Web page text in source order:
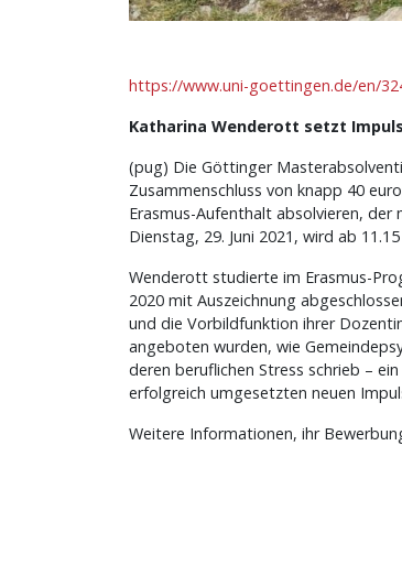
https://www.uni-goettingen.de/en/
Katharina Wenderott setzt
(pug) Die Göttinger
Zusammenschluss von knapp 40
Erasmus-Aufenthalt absolvieren,
Dienstag, 29. Juni 2021, wird ab
Wenderott studierte im Erasmus-
2020 mit Auszeichnung
und die Vorbildfunktion ihrer
angeboten wurden, wie
deren beruflichen Stress schrieb –
erfolgreich umgesetzten neuen
Weitere Informationen, ihr